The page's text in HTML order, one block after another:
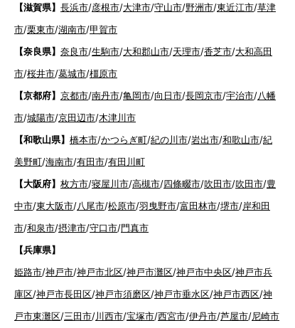
【滋賀県】 長浜市/彦根市/大津市/守山市/野洲市/東近江市/草津
市/栗東市/湖南市/甲賀市
【奈良県】 奈良市/生駒市/大和郡山市/天理市/香芝市/大和高田
市/桜井市/葛城市/橿原市
【京都府】 京都市/南丹市/亀岡市/向日市/長岡京市/宇治市/八幡
市/城陽市/京田辺市/木津川市
【和歌山県】 橋本市/かつらぎ町/紀の川市/岩出市/和歌山市/紀
美野町/海南市/有田市/有田川町
【大阪府】 枚方市/寝屋川市/高槻市/四條畷市/吹田市/吹田市/豊
中市/東大阪市/八尾市/松原市/羽曳野市/富田林市/堺市/岸和田
市/和泉市/摂津市/守口市/門真市
【兵庫県】
姫路市/神戸市/神戸市北区/神戸市灘区/神戸市中央区/神戸市兵
庫区/神戸市長田区/神戸市須磨区/神戸市垂水区/神戸市西区/神
戸市東灘区/三田市/川西市/宝塚市/西宮市/伊丹市/芦屋市/尼崎市